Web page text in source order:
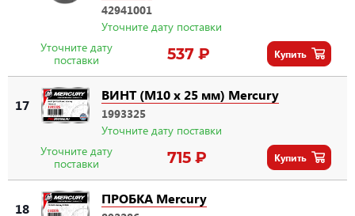
42941001
Уточните дату поставки
Уточните дату
поставки
537 ₽ Купить
17
ВИНТ (M10 x 25 мм) Mercury
1993325
Уточните дату поставки
Уточните дату
поставки
715 ₽ Купить
18
ПРОБКА Mercury